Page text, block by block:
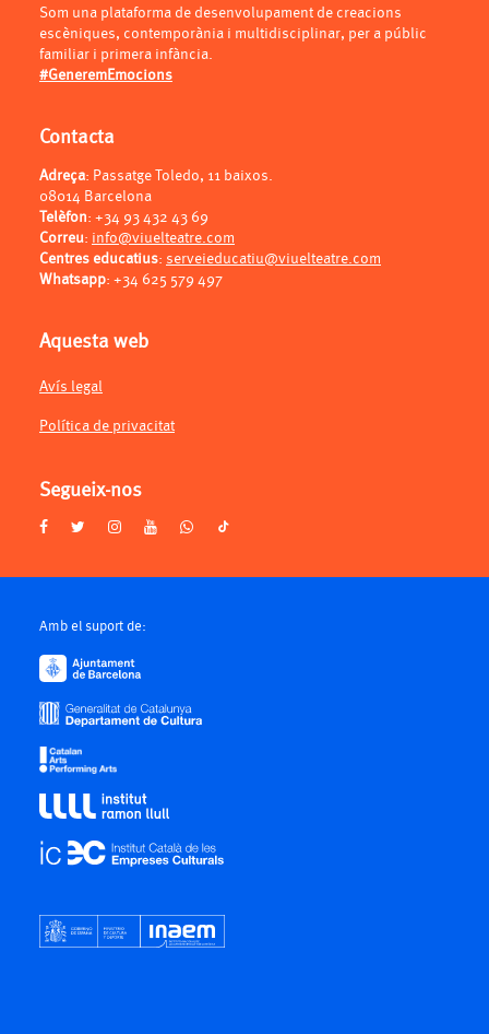
Som una plataforma de desenvolupament de creacions
escèniques, contemporània i multidisciplinar, per a públic
familiar i primera infància.
#GeneremEmocions
Contacta
Adreça: Passatge Toledo, 11 baixos.
08014 Barcelona
Telèfon: +34 93 432 43 69
Correu: info@viuelteatre.com
Centres educatius: serveieducatiu@viuelteatre.com
Whatsapp: +34 625 579 497
Aquesta web
Avís legal
Política de privacitat
Segueix-nos
Amb el suport de: